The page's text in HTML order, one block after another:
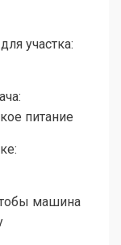
участка:
питание
машина